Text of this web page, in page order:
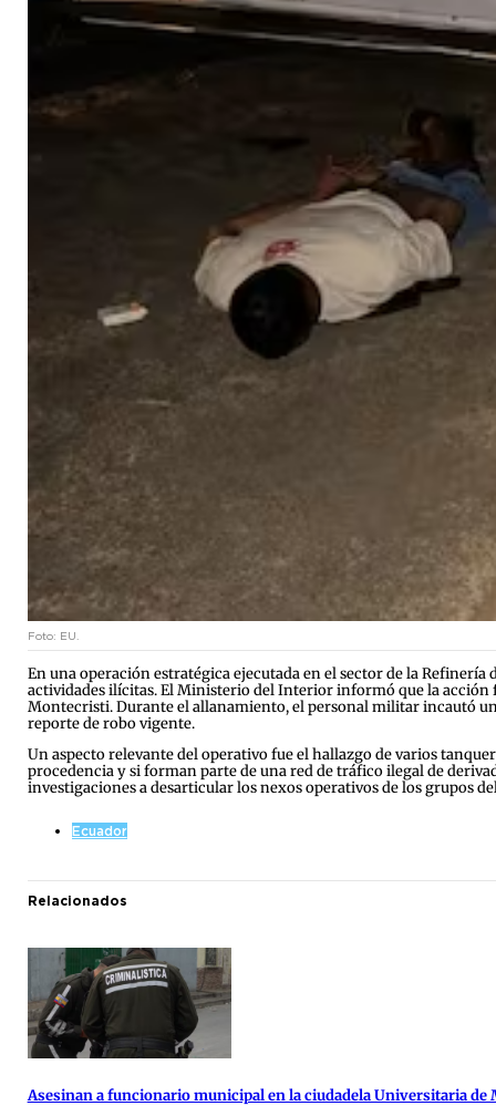
Foto: EU.
En una operación estratégica ejecutada en el sector de la
actividades ilícitas. El Ministerio del Interior informó que la
Montecristi. Durante el allanamiento, el personal militar incautó
reporte de robo vigente.
Un aspecto relevante del operativo fue el hallazgo de varios
procedencia y si forman parte de una red de tráfico ilegal de
investigaciones a desarticular los nexos operativos de los grupos
Ecuador
Relacionados
Asesinan a funcionario municipal en la ciudadela Universitaria de